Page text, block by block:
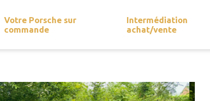
Votre Porsche sur
commande
Intermédiation
achat/vente